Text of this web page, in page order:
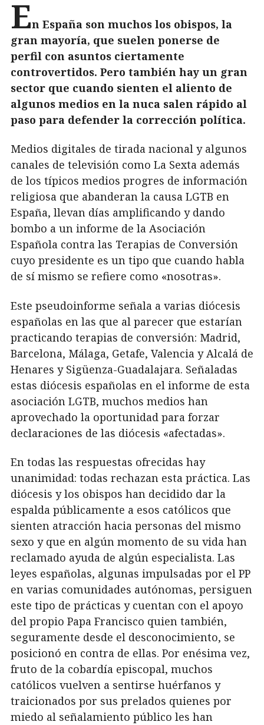
En España son muchos los obispos, la
gran mayoría, que suelen ponerse de
perfil con asuntos ciertamente
controvertidos. Pero también hay un gran
sector que cuando sienten el aliento de
algunos medios en la nuca salen rápido al
paso para defender la corrección política.
Medios digitales de tirada nacional y algunos
canales de televisión como La Sexta además
de los típicos medios progres de información
religiosa que abanderan la causa LGTB en
España, llevan días amplificando y dando
bombo a un informe de la Asociación
Española contra las Terapias de Conversión
cuyo presidente es un tipo que cuando habla
de sí mismo se refiere como «nosotras».
Este pseudoinforme señala a varias diócesis
españolas en las que al parecer que estarían
practicando terapias de conversión: Madrid,
Barcelona, Málaga, Getafe, Valencia y Alcalá de
Henares y Sigüenza-Guadalajara. Señaladas
estas diócesis españolas en el informe de esta
asociación LGTB, muchos medios han
aprovechado la oportunidad para forzar
declaraciones de las diócesis «afectadas».
En todas las respuestas ofrecidas hay
unanimidad: todas rechazan esta práctica. Las
diócesis y los obispos han decidido dar la
espalda públicamente a esos católicos que
sienten atracción hacia personas del mismo
sexo y que en algún momento de su vida han
reclamado ayuda de algún especialista. Las
leyes españolas, algunas impulsadas por el PP
en varias comunidades autónomas, persiguen
este tipo de prácticas y cuentan con el apoyo
del propio Papa Francisco quien también,
seguramente desde el desconocimiento, se
posicionó en contra de ellas. Por enésima vez,
fruto de la cobardía episcopal, muchos
católicos vuelven a sentirse huérfanos y
traicionados por sus prelados quienes por
miedo al señalamiento público les han